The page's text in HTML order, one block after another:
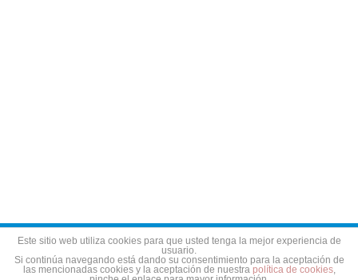
Aviso legal Política de privacidad Política de cookies
Este sitio web utiliza cookies para que usted tenga la mejor experiencia de
usuario.
Si continúa navegando está dando su consentimiento para la aceptación de
las mencionadas cookies y la aceptación de nuestra política de cookies,